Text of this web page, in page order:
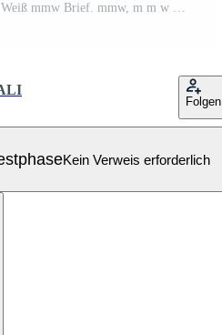
mmw Logo. m m w Design. Weiß mmw Brief. mmw, m m w Brief Logo Design. Initiale Brief mmw Brief Logo Satz, verknüpft Kreis Großbuchstaben Monogramm Logo. m m w Brief Logo Vektor Design. Profi Vektor Pro Vektor
Folgen
Kein Verweis erforderlich